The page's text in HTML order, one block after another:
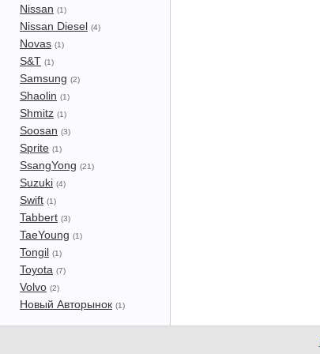
Nissan (1)
Nissan Diesel (4)
Novas (1)
S&T (1)
Samsung (2)
Shaolin (1)
Shmitz (1)
Soosan (3)
Sprite (1)
SsangYong (21)
Suzuki (4)
Swift (1)
Tabbert (3)
TaeYoung (1)
Tongil (1)
Toyota (7)
Volvo (2)
Новый Авторынок (1)